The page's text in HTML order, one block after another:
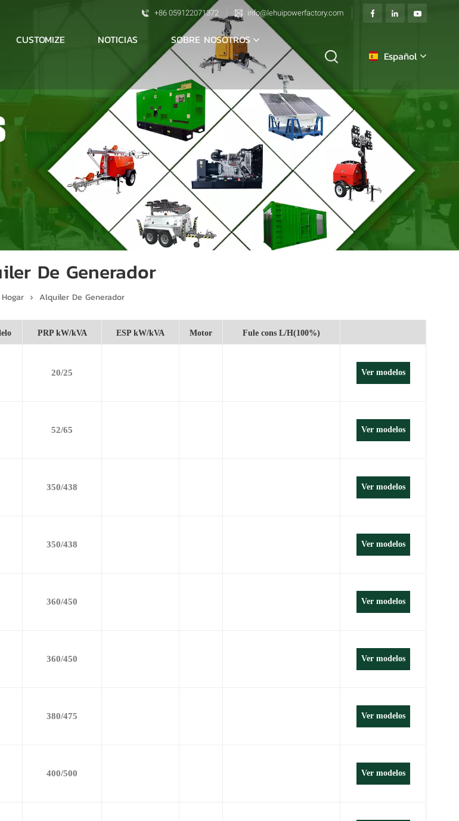
+86 059122071372 info@lehuipowerfactory.com
CUSTOMIZE NOTICIAS SOBRE NOSOTROS
Español
français
Deutsch
italiano
русский
español
Melayu
De Generador
Hogar Alquiler De Generador
PRP kW/kVA ESP kW/kVA Motor Fule cons L/H(100%)
20/25 Ver modelos
52/65 Ver modelos
350/438 Ver modelos
350/438 Ver modelos
360/450 Ver modelos
360/450 Ver modelos
380/475 Ver modelos
400/500 Ver modelos